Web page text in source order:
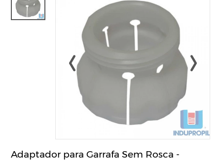
Adaptador para Garrafa Sem Rosca -